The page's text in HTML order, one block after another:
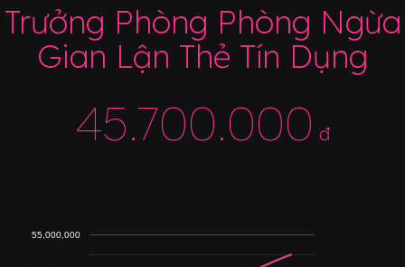
Trưởng Phòng Phòng Ngừa
Gian Lận Thẻ Tín Dụng
45.700.000 đ
55,000,000